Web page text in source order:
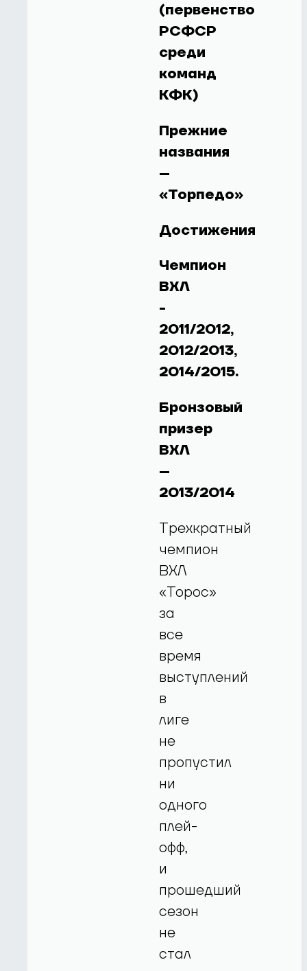
(первенство
РСФСР
среди
команд
КФК)
Прежние
названия
–
«Торпедо»
Достижения
Чемпион
ВХЛ
-
2011/2012,
2012/2013,
2014/2015.
Бронзовый
призер
ВХЛ
–
2013/2014
Трехкратный
чемпион
ВХЛ
«Торос»
за
все
время
выступлений
в
лиге
не
пропустил
ни
одного
плей-
офф,
и
прошедший
сезон
не
стал